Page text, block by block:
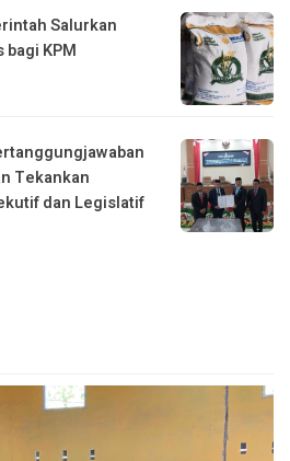
Salurkan
bagi KPM
Tekankan
dan Legislatif